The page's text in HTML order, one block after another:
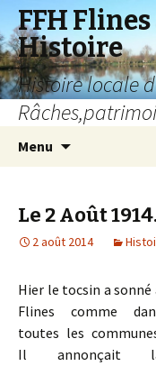
FFH
Histoire
Histoire locale
Menu
Le 2 Août
2 août 2014
Hier le tocsin a sonné
Flines comme
toutes les
Il annonçait